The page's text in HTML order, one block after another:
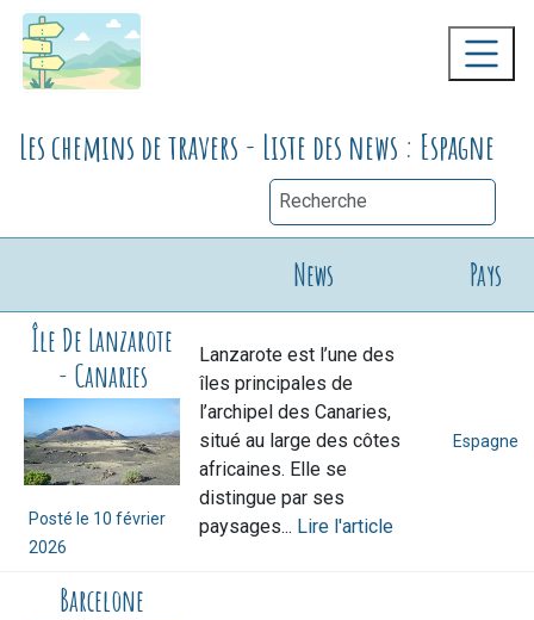
Les chemins de travers - Liste des news : Espagne
News
Pays
Île De Lanzarote
- Canaries
Posté le 10 février
2026
Lanzarote est l’une des
îles principales de
l’archipel des Canaries,
situé au large des côtes
africaines. Elle se
distingue par ses
paysages... Lire l'article
Espagne
Barcelone